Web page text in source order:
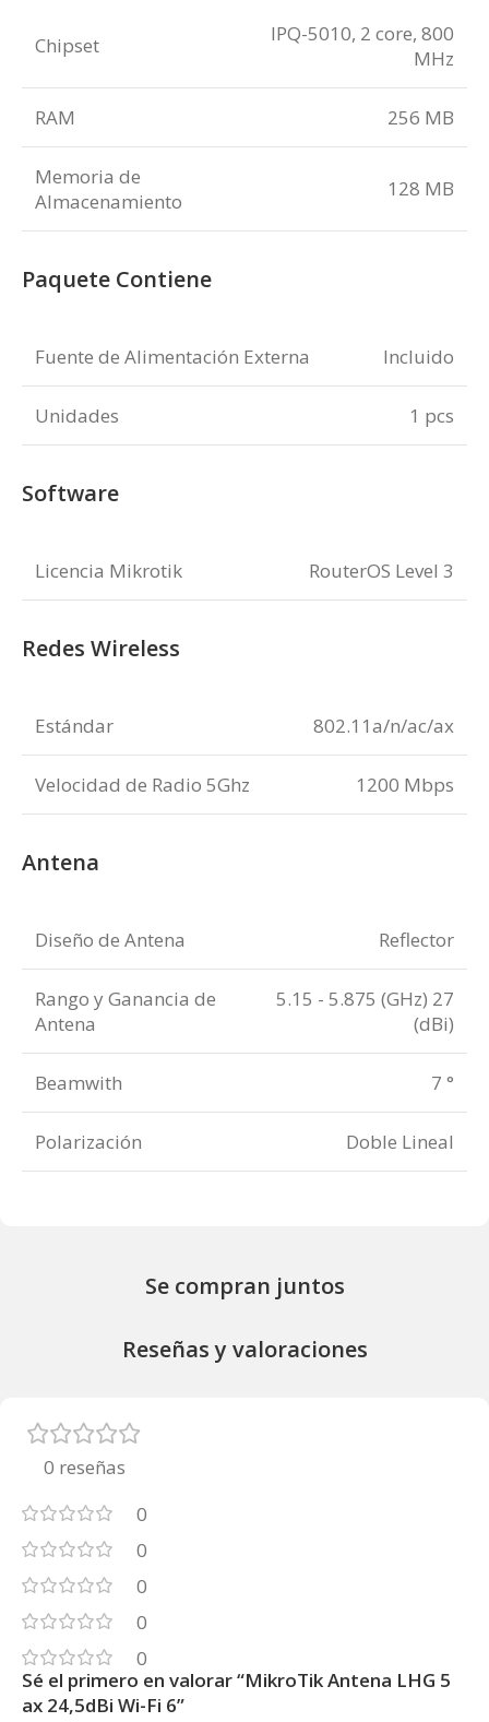
Chipset
IPQ-5010, 2 core, 800
MHz
RAM 256 MB
Memoria de
Almacenamiento
128 MB
Paquete Contiene
Fuente de Alimentación Externa Incluido
Unidades 1 pcs
Software
Licencia Mikrotik RouterOS Level 3
Redes Wireless
Estándar 802.11a/n/ac/ax
Velocidad de Radio 5Ghz 1200 Mbps
Antena
Diseño de Antena Reflector
Rango y Ganancia de
Antena
5.15 - 5.875 (GHz) 27
(dBi)
Beamwith 7 °
Polarización Doble Lineal
Se compran juntos
Reseñas y valoraciones
0 reseñas
0
0
0
0
0
Sé el primero en valorar “MikroTik Antena LHG 5
ax 24,5dBi Wi-Fi 6”